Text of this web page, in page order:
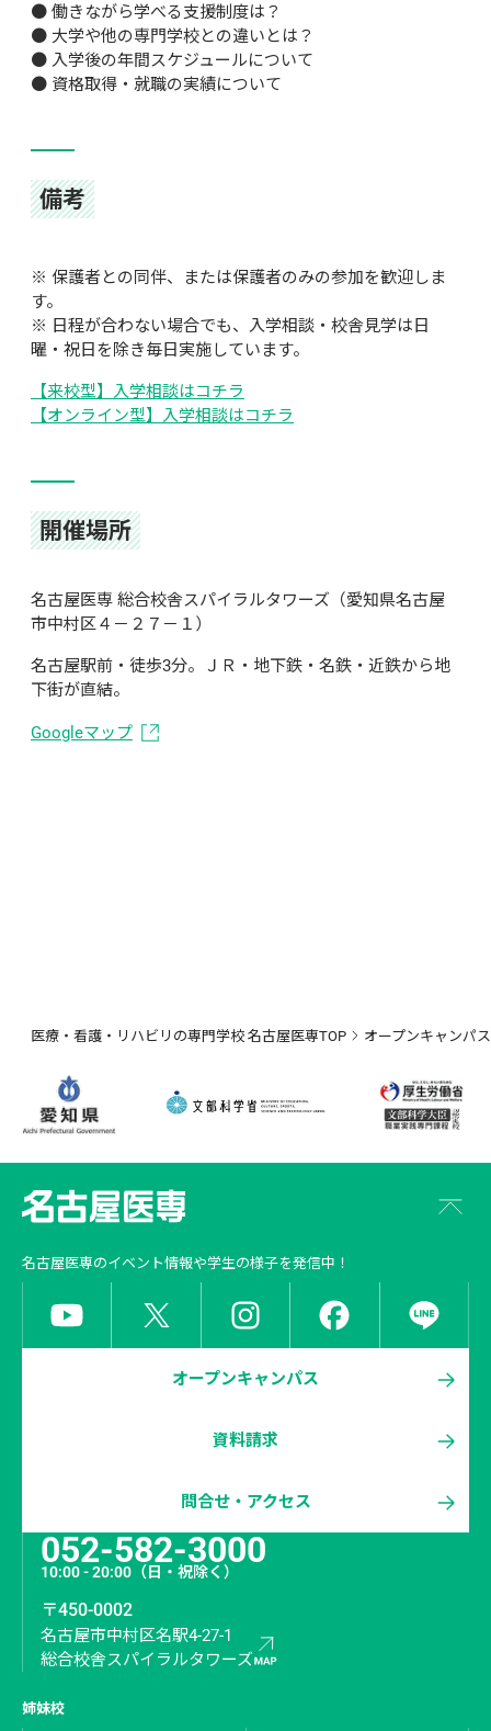
● 働きながら学べる支援制度は？
● 大学や他の専門学校との違いとは？
● 入学後の年間スケジュールについて
● 資格取得・就職の実績について
備考
※ 保護者との同伴、または保護者のみの参加を歓迎しま
す。
※ 日程が合わない場合でも、入学相談・校舎見学は日
曜・祝日を除き毎日実施しています。
【来校型】入学相談はコチラ
【オンライン型】入学相談はコチラ
開催場所
名古屋医専 総合校舎スパイラルタワーズ（愛知県名古屋
市中村区４－２７－１）
名古屋駅前・徒歩3分。ＪＲ・地下鉄・名鉄・近鉄から地
下街が直結。
Googleマップ
医療・看護・リハビリの専門学校 名古屋医専TOP オープンキャンパス
名古屋医専のイベント情報や学生の様子を発信中！
オープンキャンパス
資料請求
問合せ・アクセス
052-582-3000
10:00 - 20:00 （日・祝除く）
〒450-0002
名古屋市中村区名駅4-27-1
総合校舎スパイラルタワーズ
姉妹校